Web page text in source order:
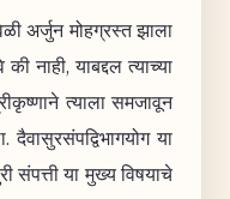
अर्जुन मोहग्रस्त झाला
नाही, याबद्दल त्याच्या
त्याला समजावून
या
संपत्ती या मुख्य विषयाचे